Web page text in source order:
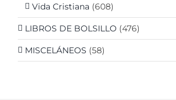
Vida Cristiana (608)
LIBROS DE BOLSILLO (476)
MISCELÁNEOS (58)